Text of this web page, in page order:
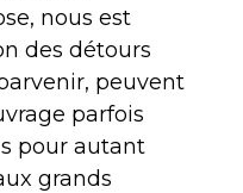
nous est
des détours
peuvent
parfois
pour autant
grands